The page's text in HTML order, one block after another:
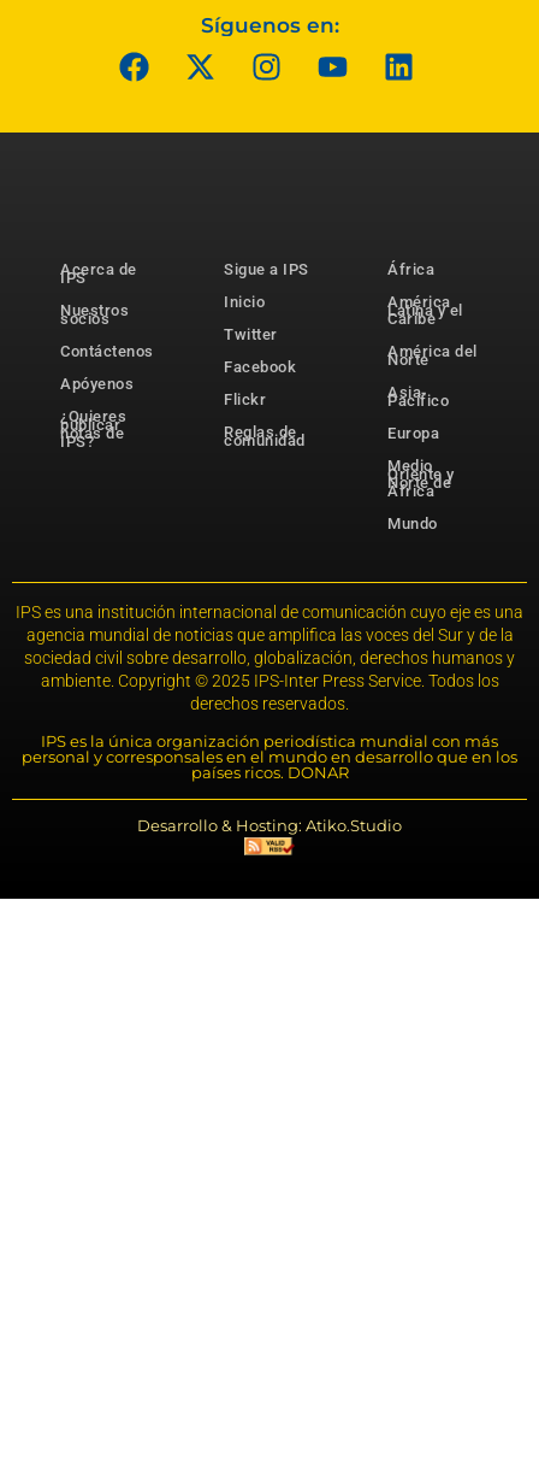
Síguenos en:
Acerca de
IPS
Nuestros
socios
Contáctenos
Apóyenos
¿Quieres
publicar
notas de
IPS?
Sigue a IPS
Inicio
Twitter
Facebook
Flickr
Reglas de
comunidad
África
América
Latina y el
Caribe
América del
Norte
Asia-
Pacífico
Europa
Medio
Oriente y
Norte de
África
Mundo
IPS es una institución internacional de comunicación cuyo eje es una
agencia mundial de noticias que amplifica las voces del Sur y de la
sociedad civil sobre desarrollo, globalización, derechos humanos y
ambiente. Copyright © 2025 IPS-Inter Press Service. Todos los
derechos reservados.
IPS es la única organización periodística mundial con más
personal y corresponsales en el mundo en desarrollo que en los
países ricos. DONAR
Desarrollo & Hosting: Atiko.Studio